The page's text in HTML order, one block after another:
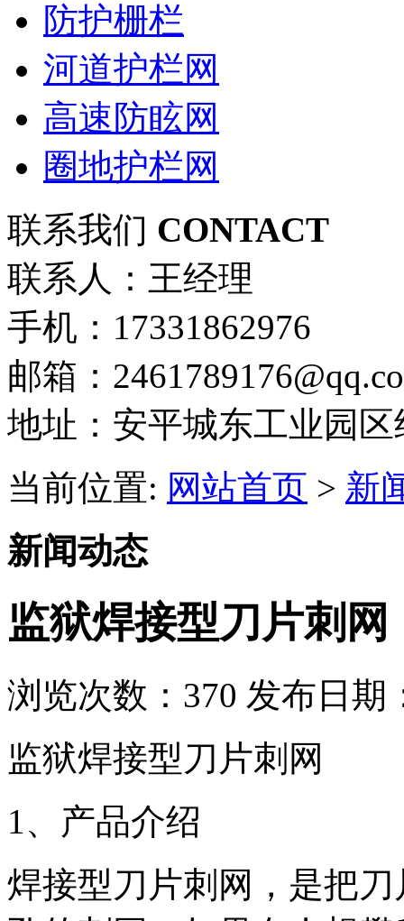
防护栅栏
河道护栏网
高速防眩网
圈地护栏网
联系我们 CONTACT
联系人：王经理
手机：17331862976
邮箱：
地址：安平城东工业园区
当前位置: 网站首页 > 新
新闻动态
监狱焊接型刀片刺网
浏览次数： 370 发布日期
监狱焊接型刀片刺网
1、产品介绍
焊接型刀片刺网，是把